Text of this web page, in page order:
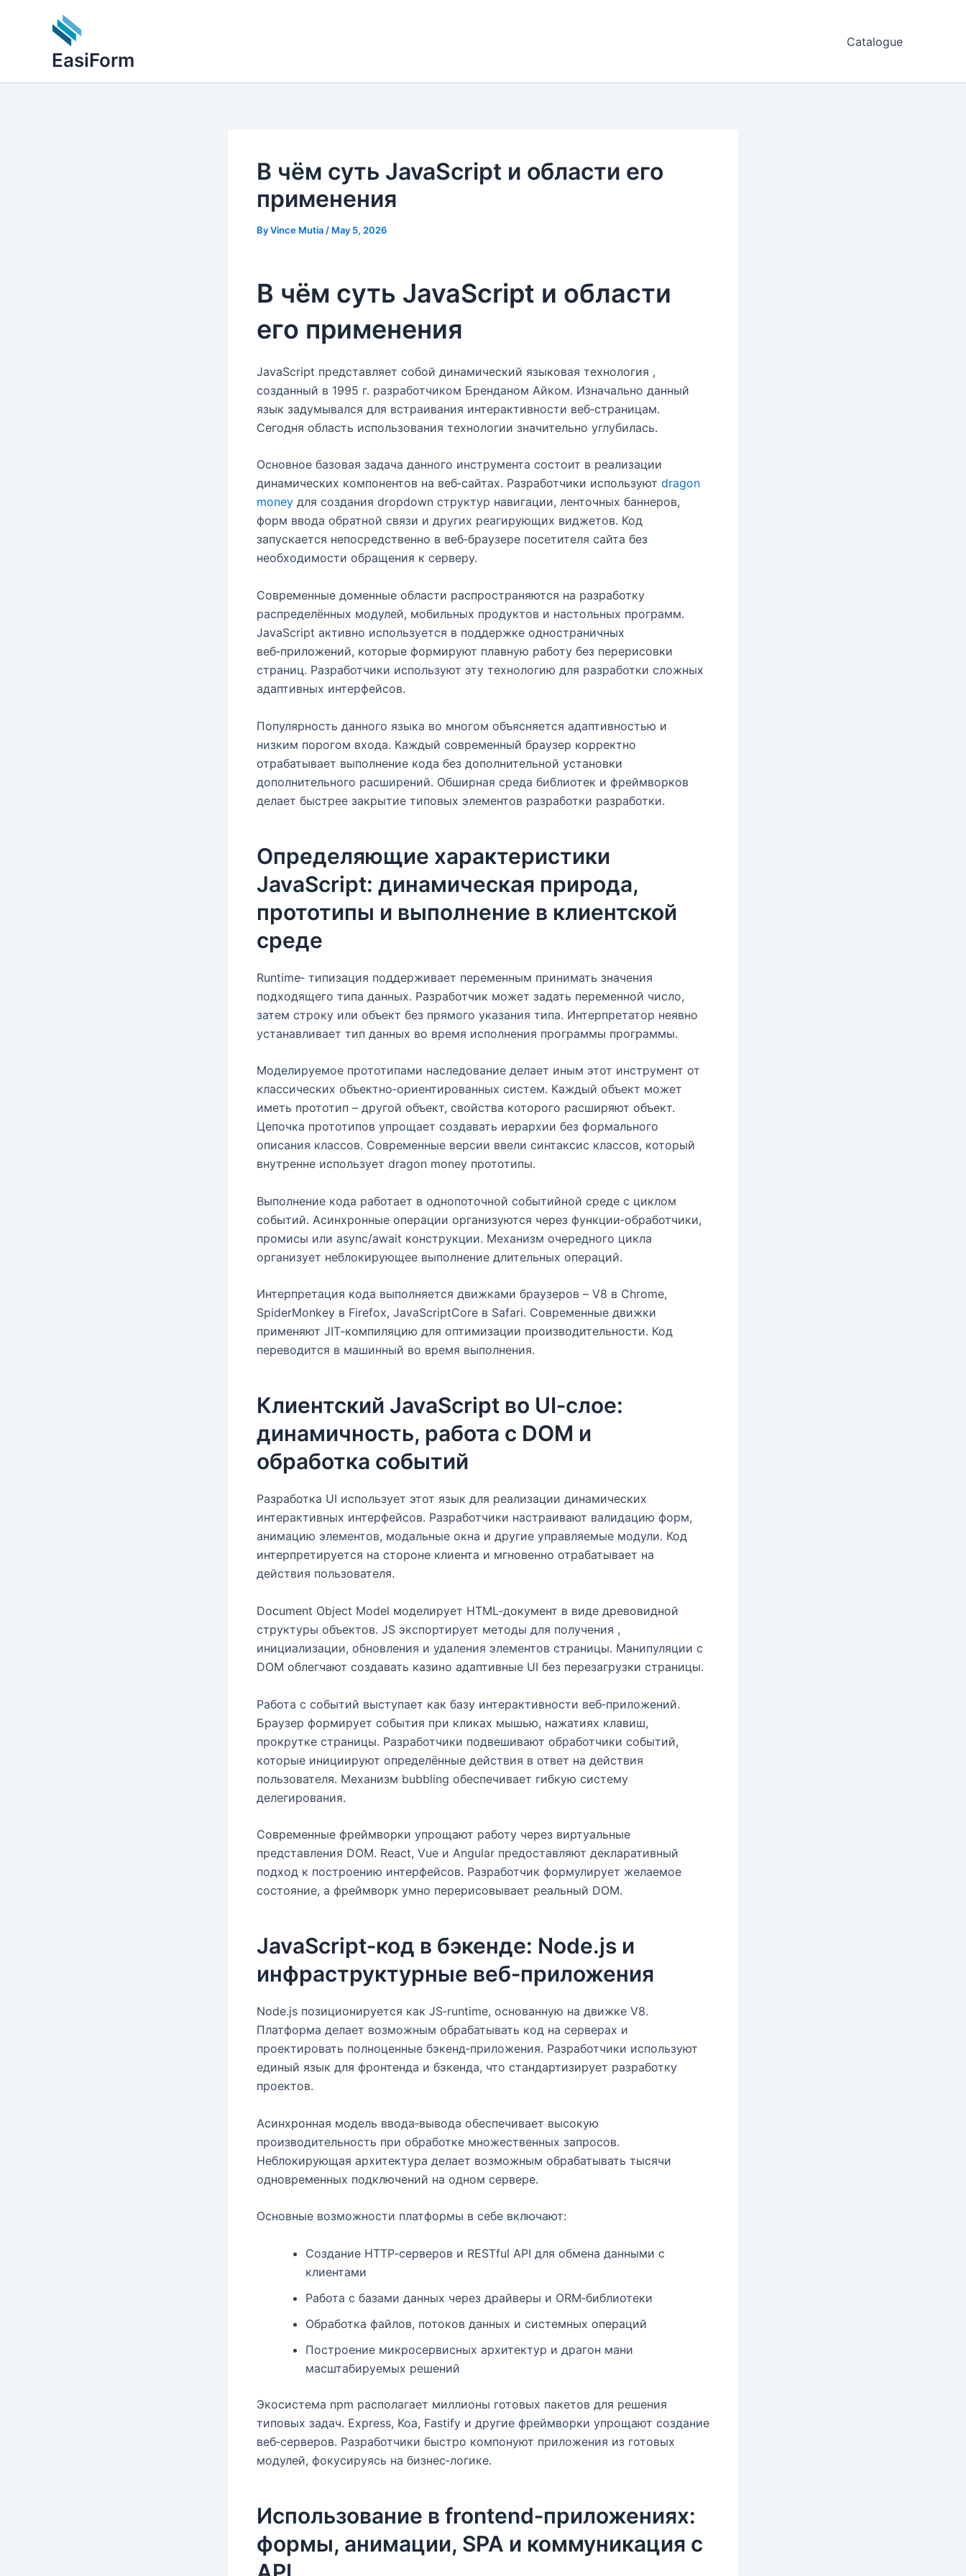
EasiForm
Catalogue
В чём суть JavaScript и области его
применения
ByVince Mutia / May 5, 2026
В чём суть JavaScript и области
его применения
JavaScript представляет собой динамический языковая технология ,
созданный в 1995 г. разработчиком Бренданом Айком. Изначально данный
язык задумывался для встраивания интерактивности веб‑страницам.
Сегодня область использования технологии значительно углубилась.
Основное базовая задача данного инструмента состоит в реализации
динамических компонентов на веб‑сайтах. Разработчики используют dragon
money для создания dropdown структур навигации, ленточных баннеров,
форм ввода обратной связи и других реагирующих виджетов. Код
запускается непосредственно в веб‑браузере посетителя сайта без
необходимости обращения к серверу.
Современные доменные области распространяются на разработку
распределённых модулей, мобильных продуктов и настольных программ.
JavaScript активно используется в поддержке одностраничных
веб‑приложений, которые формируют плавную работу без перерисовки
страниц. Разработчики используют эту технологию для разработки сложных
адаптивных интерфейсов.
Популярность данного языка во многом объясняется адаптивностью и
низким порогом входа. Каждый современный браузер корректно
отрабатывает выполнение кода без дополнительной установки
дополнительного расширений. Обширная среда библиотек и фреймворков
делает быстрее закрытие типовых элементов разработки разработки.
Определяющие характеристики
JavaScript: динамическая природа,
прототипы и выполнение в клиентской
среде
Runtime‑ типизация поддерживает переменным принимать значения
подходящего типа данных. Разработчик может задать переменной число,
затем строку или объект без прямого указания типа. Интерпретатор неявно
устанавливает тип данных во время исполнения программы программы.
Моделируемое прототипами наследование делает иным этот инструмент от
классических объектно‑ориентированных систем. Каждый объект может
иметь прототип – другой объект, свойства которого расширяют объект.
Цепочка прототипов упрощает создавать иерархии без формального
описания классов. Современные версии ввели синтаксис классов, который
внутренне использует dragon money прототипы.
Выполнение кода работает в однопоточной событийной среде с циклом
событий. Асинхронные операции организуются через функции‑обработчики,
промисы или async/await конструкции. Механизм очередного цикла
организует неблокирующее выполнение длительных операций.
Интерпретация кода выполняется движками браузеров – V8 в Chrome,
SpiderMonkey в Firefox, JavaScriptCore в Safari. Современные движки
применяют JIT‑компиляцию для оптимизации производительности. Код
переводится в машинный во время выполнения.
Клиентский JavaScript во UI‑слое:
динамичность, работа с DOM и
обработка событий
Разработка UI использует этот язык для реализации динамических
интерактивных интерфейсов. Разработчики настраивают валидацию форм,
анимацию элементов, модальные окна и другие управляемые модули. Код
интерпретируется на стороне клиента и мгновенно отрабатывает на
действия пользователя.
Document Object Model моделирует HTML‑документ в виде древовидной
структуры объектов. JS экспортирует методы для получения ,
инициализации, обновления и удаления элементов страницы. Манипуляции с
DOM облегчают создавать казино адаптивные UI без перезагрузки страницы.
Работа с событий выступает как базу интерактивности веб‑приложений.
Браузер формирует события при кликах мышью, нажатиях клавиш,
прокрутке страницы. Разработчики подвешивают обработчики событий,
которые инициируют определённые действия в ответ на действия
пользователя. Механизм bubbling обеспечивает гибкую систему
делегирования.
Современные фреймворки упрощают работу через виртуальные
представления DOM. React, Vue и Angular предоставляют декларативный
подход к построению интерфейсов. Разработчик формулирует желаемое
состояние, а фреймворк умно перерисовывает реальный DOM.
JavaScript‑код в бэкенде: Node.js и
инфраструктурные веб‑приложения
Node.js позиционируется как JS‑runtime, основанную на движке V8.
Платформа делает возможным обрабатывать код на серверах и
проектировать полноценные бэкенд‑приложения. Разработчики используют
единый язык для фронтенда и бэкенда, что стандартизирует разработку
проектов.
Асинхронная модель ввода‑вывода обеспечивает высокую
производительность при обработке множественных запросов.
Неблокирующая архитектура делает возможным обрабатывать тысячи
одновременных подключений на одном сервере.
Основные возможности платформы в себе включают:
Создание HTTP‑серверов и RESTful API для обмена данными с
клиентами
Работа с базами данных через драйверы и ORM‑библиотеки
Обработка файлов, потоков данных и системных операций
Построение микросервисных архитектур и драгон мани
масштабируемых решений
Экосистема npm располагает миллионы готовых пакетов для решения
типовых задач. Express, Koa, Fastify и другие фреймворки упрощают создание
веб‑серверов. Разработчики быстро компонуют приложения из готовых
модулей, фокусируясь на бизнес‑логике.
Использование в frontend‑приложениях:
формы, анимации, SPA и коммуникация с